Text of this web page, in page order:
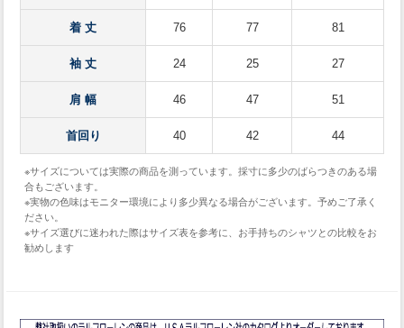
着 丈 76 77 81
袖 丈 24 25 27
肩 幅 46 47 51
首回り 40 42 44
※サイズについては実際の商品を測っています。採寸に多少のばらつきのある場
合もございます。
※実物の色味はモニター環境により多少異なる場合がございます。予めご了承く
ださい。
※サイズ選びに迷われた際はサイズ表を参考に、お手持ちのシャツとの比較をお
勧めします